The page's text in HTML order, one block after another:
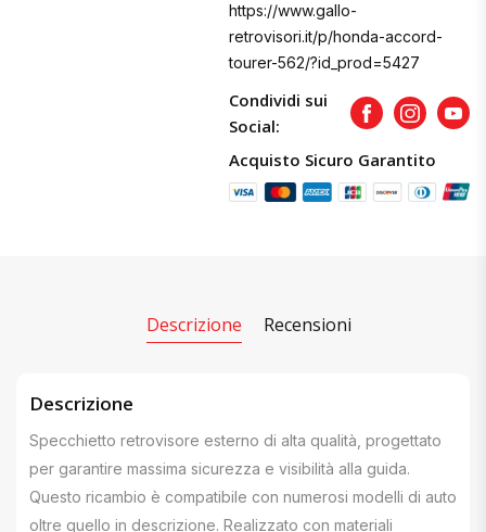
https://www.gallo-
retrovisori.it/p/honda-accord-
tourer-562/?id_prod=5427
Condividi sui
Social:
FacebookInstagram
Acquisto Sicuro Garantito
Descrizione Recensioni
Descrizione
Specchietto retrovisore esterno di alta qualità, progettato
per garantire massima sicurezza e visibilità alla guida.
Questo ricambio è compatibile con numerosi modelli di auto
oltre quello in descrizione. Realizzato con materiali